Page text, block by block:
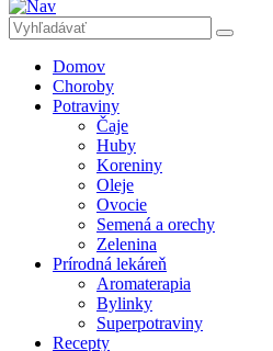
Domov
Choroby
Potraviny
Čaje
Huby
Koreniny
Oleje
Ovocie
Semená a orechy
Zelenina
Prírodná lekáreň
Aromaterapia
Bylinky
Superpotraviny
Recepty